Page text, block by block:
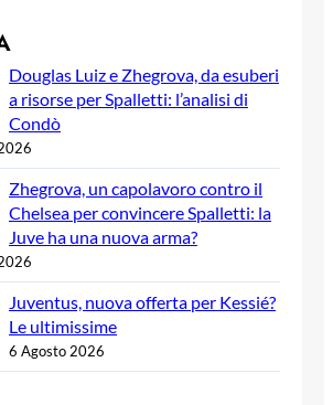
Douglas Luiz e Zhegrova, da esuberi
a risorse per Spalletti: l’analisi di
Condò
Zhegrova, un capolavoro contro il
Chelsea per convincere Spalletti: la
Juve ha una nuova arma?
Juventus, nuova offerta per Kessié?
Le ultimissime
6 Agosto 2026